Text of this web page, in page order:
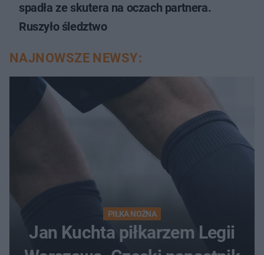
spadła ze skutera na oczach partnera.
Ruszyło śledztwo
NAJNOWSZE NEWSY:
PIŁKA NOŻNA
Jan Kuchta piłkarzem Legii